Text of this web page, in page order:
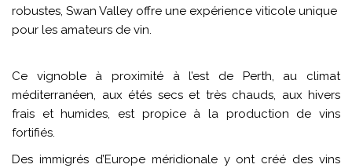
robustes, Swan Valley offre une expérience viticole unique
pour les amateurs de vin.
Ce vignoble à proximité à l’est de Perth, au climat
méditerranéen, aux étés secs et très chauds, aux hivers
frais et humides, est propice à la production de vins
fortifiés.
Des immigrés d’Europe méridionale y ont créé des vins